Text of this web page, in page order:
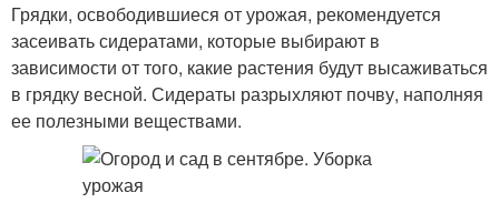
Грядки, освободившиеся от урожая, рекомендуется
засеивать сидератами, которые выбирают в
зависимости от того, какие растения будут высаживаться
в грядку весной. Сидераты разрыхляют почву, наполняя
ее полезными веществами.